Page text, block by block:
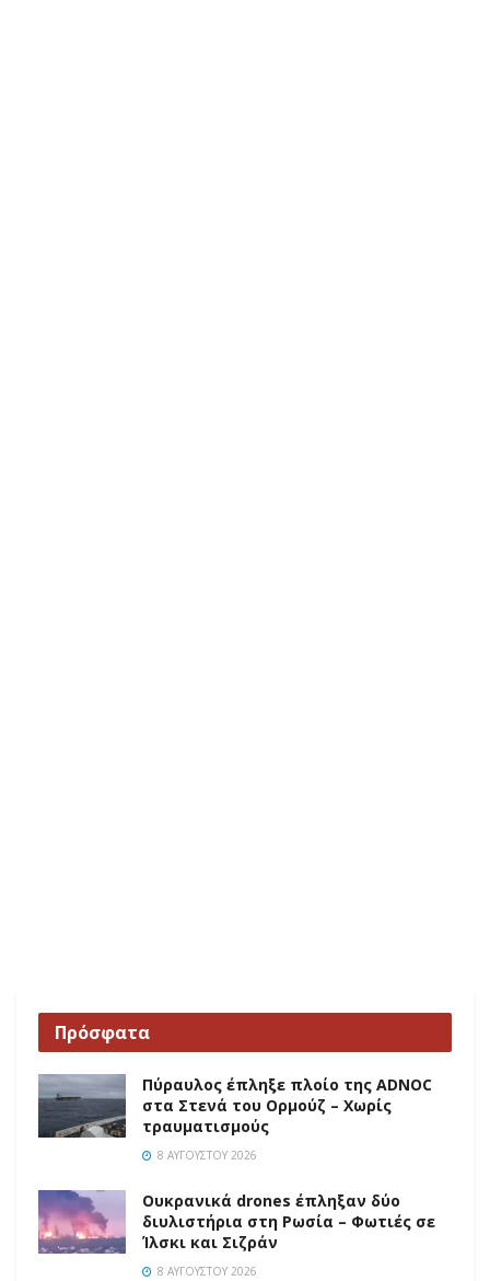
Πρόσφατα
Πύραυλος έπληξε πλοίο της ADNOC
στα Στενά του Ορμούζ – Χωρίς
τραυματισμούς
8 ΑΥΓΟΎΣΤΟΥ 2026
Ουκρανικά drones έπληξαν δύο
διυλιστήρια στη Ρωσία – Φωτιές σε
Ίλσκι και Σιζράν
8 ΑΥΓΟΎΣΤΟΥ 2026